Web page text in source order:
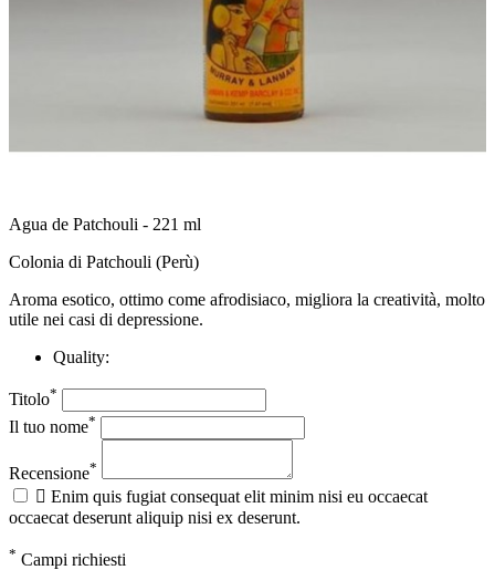
Agua de Patchouli - 221 ml
Colonia di Patchouli (Perù)
Aroma esotico, ottimo come afrodisiaco, migliora la creatività, molto
utile nei casi di depressione.
Quality:
Titolo*
Il tuo nome*
Recensione*
 Enim quis fugiat consequat elit minim nisi eu occaecat
occaecat deserunt aliquip nisi ex deserunt.
* Campi richiesti